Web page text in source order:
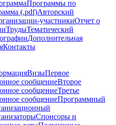
Программы по
(.pdf)Авторский
участникиОтчет о
ТрудыТематический
Дополнительная
Контакты
ВизыПервое
сообщениеВторое
сообщениеТретье
сообщениеПрограммный
Спонсоры и